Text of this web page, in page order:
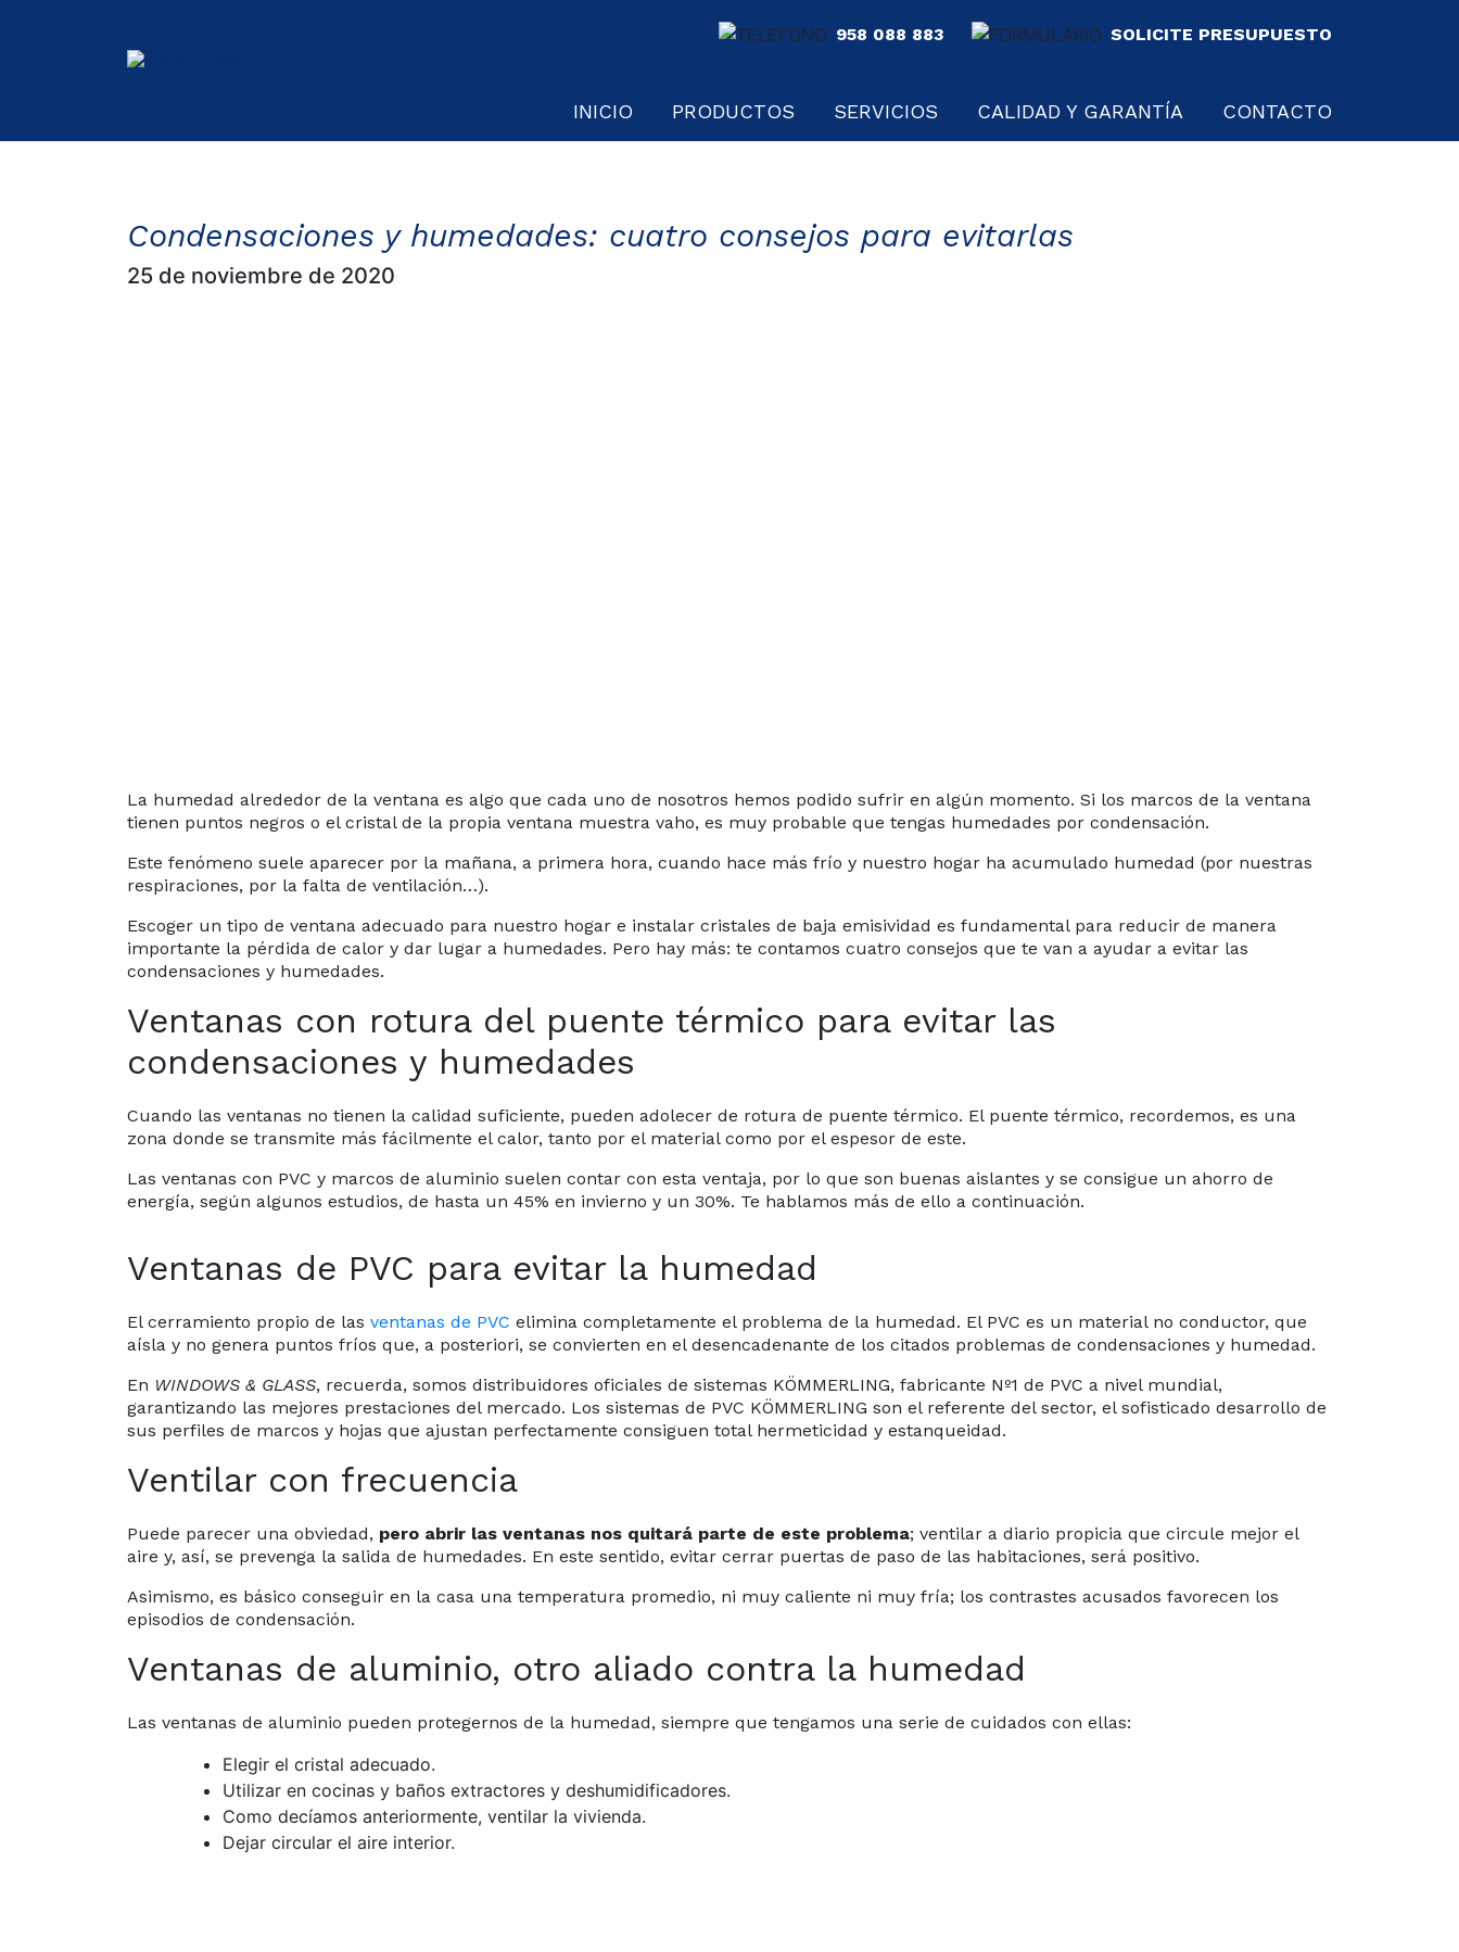
958 088 883 SOLICITE PRESUPUESTO
INICIO PRODUCTOS SERVICIOS CALIDAD Y GARANTÍA CONTACTO
Condensaciones y humedades: cuatro consejos para evitarlas
25 de noviembre de 2020
La humedad alrededor de la ventana es algo que cada uno de nosotros hemos podido sufrir en algún momento. Si los marcos de la ventana
tienen puntos negros o el cristal de la propia ventana muestra vaho, es muy probable que tengas humedades por condensación.
Este fenómeno suele aparecer por la mañana, a primera hora, cuando hace más frío y nuestro hogar ha acumulado humedad (por nuestras
respiraciones, por la falta de ventilación…).
Escoger un tipo de ventana adecuado para nuestro hogar e instalar cristales de baja emisividad es fundamental para reducir de manera
importante la pérdida de calor y dar lugar a humedades. Pero hay más: te contamos cuatro consejos que te van a ayudar a evitar las
condensaciones y humedades.
Ventanas con rotura del puente térmico para evitar las
condensaciones y humedades
Cuando las ventanas no tienen la calidad suficiente, pueden adolecer de rotura de puente térmico. El puente térmico, recordemos, es una
zona donde se transmite más fácilmente el calor, tanto por el material como por el espesor de este.
Las ventanas con PVC y marcos de aluminio suelen contar con esta ventaja, por lo que son buenas aislantes y se consigue un ahorro de
energía, según algunos estudios, de hasta un 45% en invierno y un 30%. Te hablamos más de ello a continuación.
Ventanas de PVC para evitar la humedad
El cerramiento propio de las ventanas de PVC elimina completamente el problema de la humedad. El PVC es un material no conductor, que
aísla y no genera puntos fríos que, a posteriori, se convierten en el desencadenante de los citados problemas de condensaciones y humedad.
En WINDOWS & GLASS, recuerda, somos distribuidores oficiales de sistemas KÖMMERLING, fabricante Nº1 de PVC a nivel mundial,
garantizando las mejores prestaciones del mercado. Los sistemas de PVC KÖMMERLING son el referente del sector, el sofisticado desarrollo de
sus perfiles de marcos y hojas que ajustan perfectamente consiguen total hermeticidad y estanqueidad.
Ventilar con frecuencia
Puede parecer una obviedad, pero abrir las ventanas nos quitará parte de este problema; ventilar a diario propicia que circule mejor el
aire y, así, se prevenga la salida de humedades. En este sentido, evitar cerrar puertas de paso de las habitaciones, será positivo.
Asimismo, es básico conseguir en la casa una temperatura promedio, ni muy caliente ni muy fría; los contrastes acusados favorecen los
episodios de condensación.
Ventanas de aluminio, otro aliado contra la humedad
Las ventanas de aluminio pueden protegernos de la humedad, siempre que tengamos una serie de cuidados con ellas:
Elegir el cristal adecuado.
Utilizar en cocinas y baños extractores y deshumidificadores.
Como decíamos anteriormente, ventilar la vivienda.
Dejar circular el aire interior.